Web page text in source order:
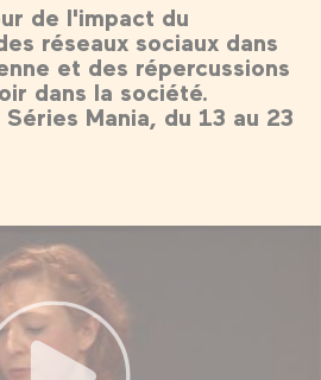
de l'impact du
réseaux sociaux dans
et des répercussions
dans la société.
Mania, du 13 au 23